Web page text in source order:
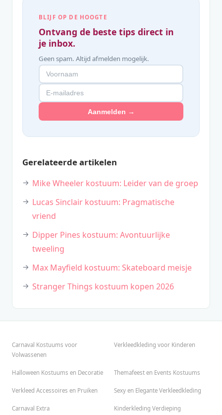
BLIJF OP DE HOOGTE
Ontvang de beste tips direct in
je inbox.
Geen spam. Altijd afmelden mogelijk.
Aanmelden →
Gerelateerde artikelen
Mike Wheeler kostuum: Leider van de groep
Lucas Sinclair kostuum: Pragmatische
vriend
Dipper Pines kostuum: Avontuurlijke
tweeling
Max Mayfield kostuum: Skateboard meisje
Stranger Things kostuum kopen 2026
Carnaval Kostuums voor
Volwassenen
Verkleedkleding voor Kinderen
Halloween Kostuums en Decoratie Themafeest en Events Kostuums
Verkleed Accessoires en Pruiken Sexy en Elegante Verkleedkleding
Carnaval Extra Kinderkleding Verdieping